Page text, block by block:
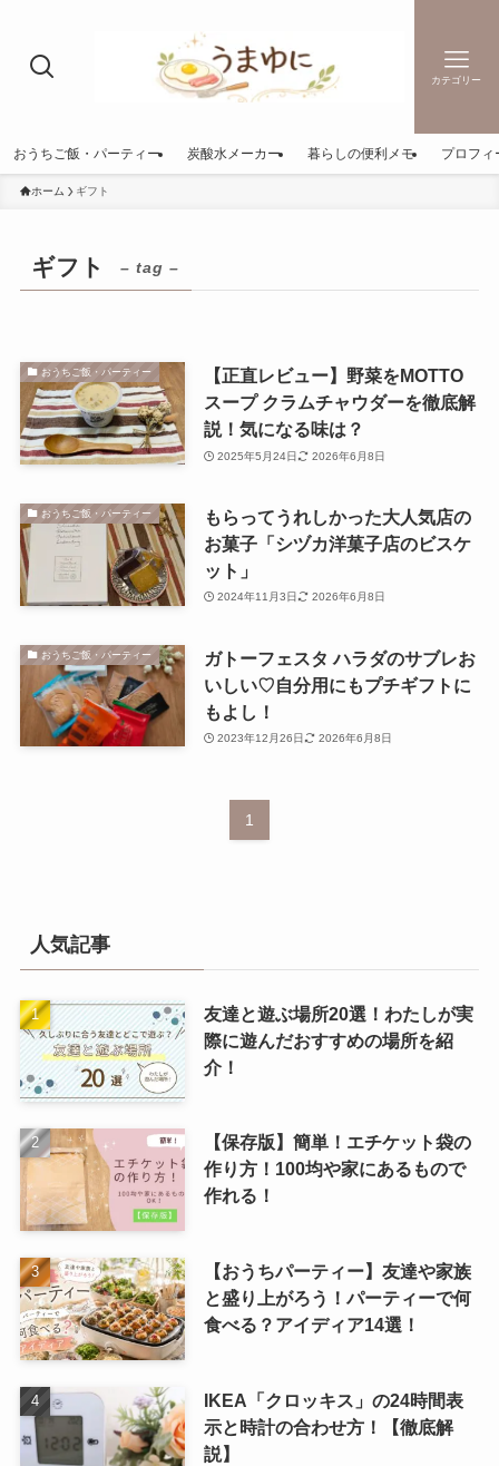
カテゴリー
おうちご飯・パーティー 炭酸水メーカー 暮らしの便利メモ プロフィ
ホーム ギフト
ギフト – tag –
おうちご飯・パーティー
【正直レビュー】野菜をMOTTO
スープ クラムチャウダーを徹底解
説！気になる味は？
2025年5月24日 2026年6月8日
おうちご飯・パーティー
もらってうれしかった大人気店の
お菓子「シヅカ洋菓子店のビスケ
ット」
2024年11月3日 2026年6月8日
おうちご飯・パーティー
ガトーフェスタ ハラダのサブレお
いしい♡自分用にもプチギフトに
もよし！
2023年12月26日 2026年6月8日
1
人気記事
友達と遊ぶ場所20選！わたしが実
際に遊んだおすすめの場所を紹
介！
【保存版】簡単！エチケット袋の
作り方！100均や家にあるもので
作れる！
【おうちパーティー】友達や家族
と盛り上がろう！パーティーで何
食べる？アイディア14選！
IKEA「クロッキス」の24時間表
示と時計の合わせ方！【徹底解
説】